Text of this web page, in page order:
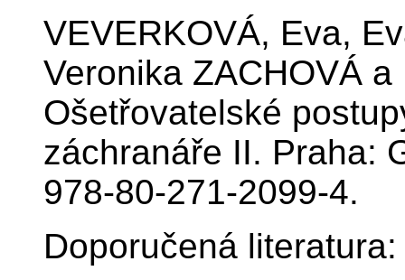
VEVERKOVÁ, Eva,
Veronika ZACHOVÁ
Ošetřovatelské
záchranáře II. Praha:
978-80-271-2099-4.
Doporučená literatura: